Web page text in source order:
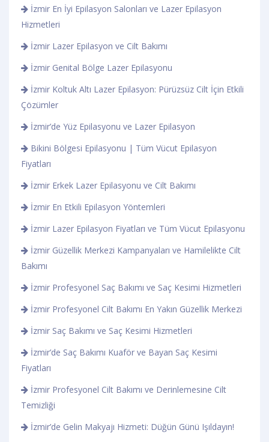
İzmir En İyi Epilasyon Salonları ve Lazer Epilasyon
Hizmetleri
İzmir Lazer Epilasyon ve Cilt Bakımı
İzmir Genital Bölge Lazer Epilasyonu
İzmir Koltuk Altı Lazer Epilasyon: Pürüzsüz Cilt İçin Etkili
Çözümler
İzmir’de Yüz Epilasyonu ve Lazer Epilasyon
Bikini Bölgesi Epilasyonu | Tüm Vücut Epilasyon
Fiyatları
İzmir Erkek Lazer Epilasyonu ve Cilt Bakımı
İzmir En Etkili Epilasyon Yöntemleri
İzmir Lazer Epilasyon Fiyatları ve Tüm Vücut Epilasyonu
İzmir Güzellik Merkezi Kampanyaları ve Hamilelikte Cilt
Bakımı
İzmir Profesyonel Saç Bakımı ve Saç Kesimi Hizmetleri
İzmir Profesyonel Cilt Bakımı En Yakın Güzellik Merkezi
İzmir Saç Bakımı ve Saç Kesimi Hizmetleri
İzmir’de Saç Bakımı Kuaför ve Bayan Saç Kesimi
Fiyatları
İzmir Profesyonel Cilt Bakımı ve Derinlemesine Cilt
Temizliği
İzmir’de Gelin Makyajı Hizmeti: Düğün Günü Işıldayın!